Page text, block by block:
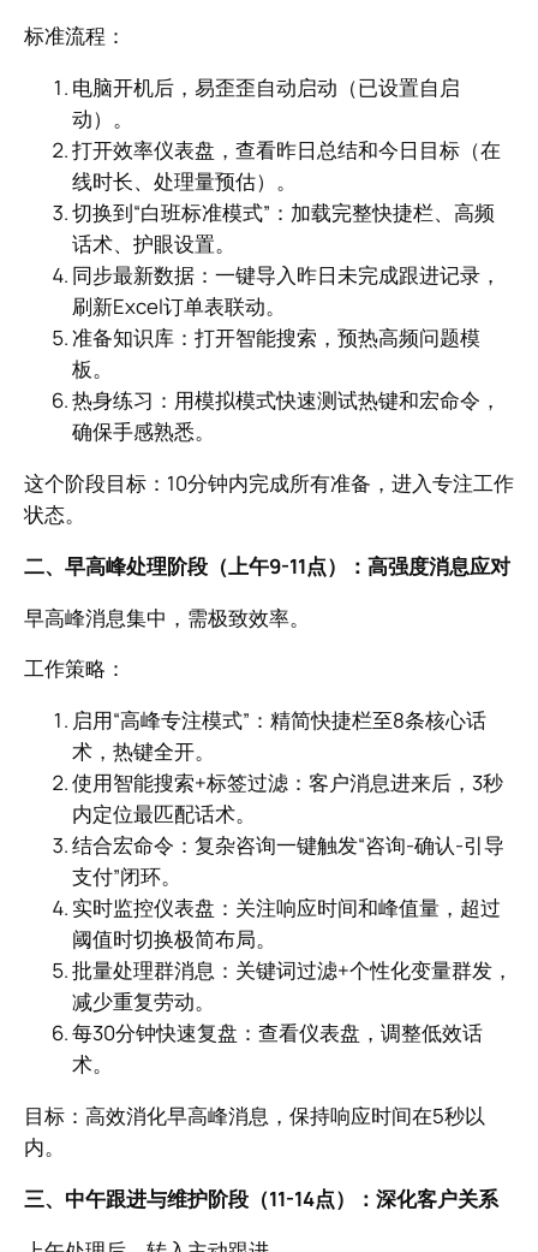
标准流程：
电脑开机后，易歪歪自动启动（已设置自启
动）。
打开效率仪表盘，查看昨日总结和今日目标（在
线时长、处理量预估）。
切换到“白班标准模式”：加载完整快捷栏、高频
话术、护眼设置。
同步最新数据：一键导入昨日未完成跟进记录，
刷新Excel订单表联动。
准备知识库：打开智能搜索，预热高频问题模
板。
热身练习：用模拟模式快速测试热键和宏命令，
确保手感熟悉。
这个阶段目标：10分钟内完成所有准备，进入专注工作
状态。
二、早高峰处理阶段（上午9-11点）：高强度消息应对
早高峰消息集中，需极致效率。
工作策略：
启用“高峰专注模式”：精简快捷栏至8条核心话
术，热键全开。
使用智能搜索+标签过滤：客户消息进来后，3秒
内定位最匹配话术。
结合宏命令：复杂咨询一键触发“咨询-确认-引导
支付”闭环。
实时监控仪表盘：关注响应时间和峰值量，超过
阈值时切换极简布局。
批量处理群消息：关键词过滤+个性化变量群发，
减少重复劳动。
每30分钟快速复盘：查看仪表盘，调整低效话
术。
目标：高效消化早高峰消息，保持响应时间在5秒以
内。
三、中午跟进与维护阶段（11-14点）：深化客户关系